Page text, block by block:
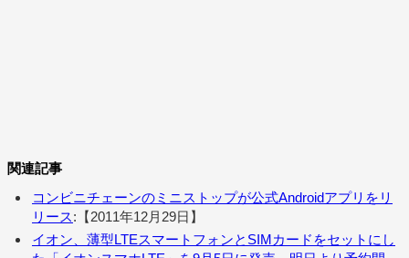
関連記事
コンビニチェーンのミニストップが公式Androidアプリをリ
リース:【2011年12月29日】
イオン、薄型LTEスマートフォンとSIMカードをセットにし